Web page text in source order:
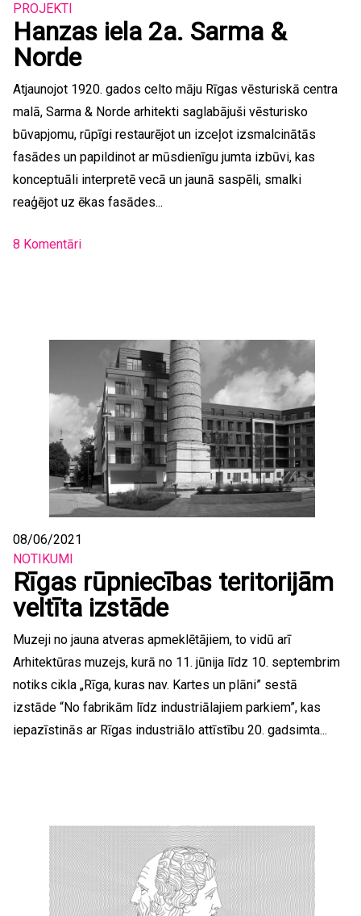
PROJEKTI
Hanzas iela 2a. Sarma &
Norde
Atjaunojot 1920. gados celto māju Rīgas vēsturiskā centra
malā, Sarma & Norde arhitekti saglabājuši vēsturisko
būvapjomu, rūpīgi restaurējot un izceļot izsmalcinātās
fasādes un papildinot ar mūsdienīgu jumta izbūvi, kas
konceptuāli interpretē vecā un jaunā saspēli, smalki
reaģējot uz ēkas fasādes...
8 Komentāri
08/06/2021
NOTIKUMI
Rīgas rūpniecības teritorijām
veltīta izstāde
Muzeji no jauna atveras apmeklētājiem, to vidū arī
Arhitektūras muzejs, kurā no 11. jūnija līdz 10. septembrim
notiks cikla „Rīga, kuras nav. Kartes un plāni” sestā
izstāde “No fabrikām līdz industriālajiem parkiem”, kas
iepazīstinās ar Rīgas industriālo attīstību 20. gadsimta...